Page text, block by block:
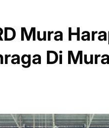
Mura
Di Mura